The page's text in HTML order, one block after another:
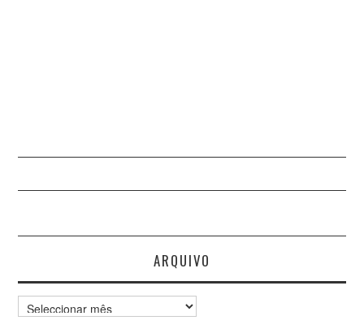
ARQUIVO
Arquivo